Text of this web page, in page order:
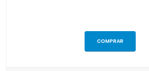
COMPRAR